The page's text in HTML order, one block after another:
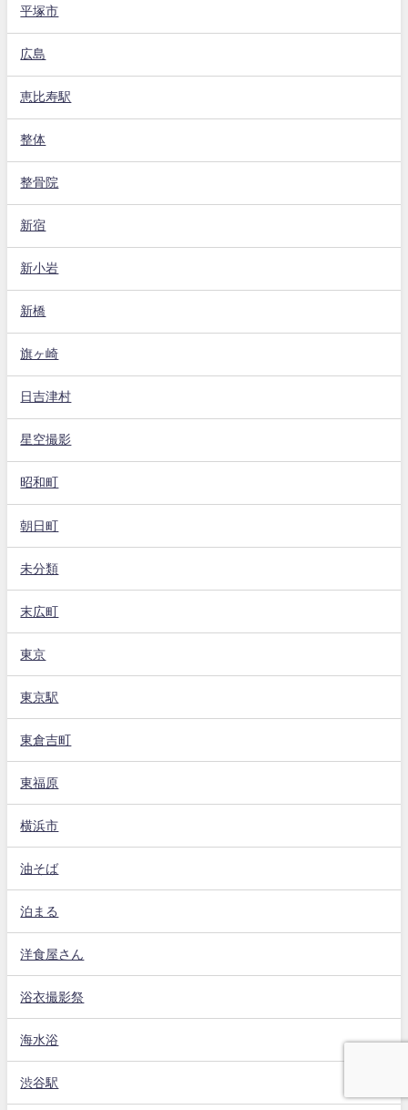
平塚市
広島
恵比寿駅
整体
整骨院
新宿
新小岩
新橋
旗ヶ崎
日吉津村
星空撮影
昭和町
朝日町
未分類
末広町
東京
東京駅
東倉吉町
東福原
横浜市
油そば
泊まる
洋食屋さん
浴衣撮影祭
海水浴
渋谷駅